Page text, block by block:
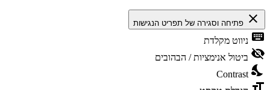
close פתיחה וסגירה של תפריט הנגישות
keyboard ניווט מקלדת
visibility_off ביטול אנימציות / הבהובים
nights_stay
Contrast
format_size